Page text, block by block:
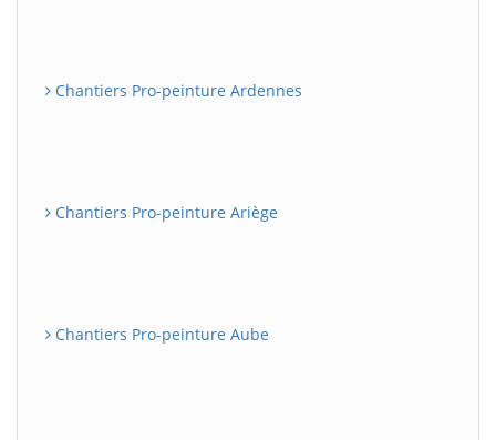
Chantiers Pro-peinture Ardennes
Chantiers Pro-peinture Ariège
Chantiers Pro-peinture Aube